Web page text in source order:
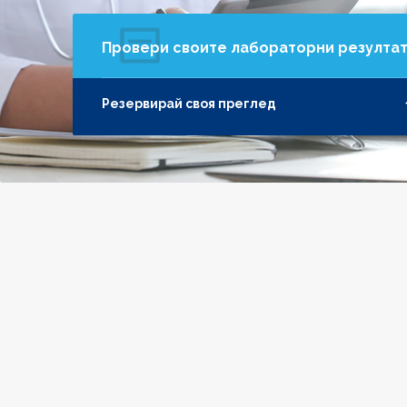
Провери своите лабораторни
Резервирай своя преглед